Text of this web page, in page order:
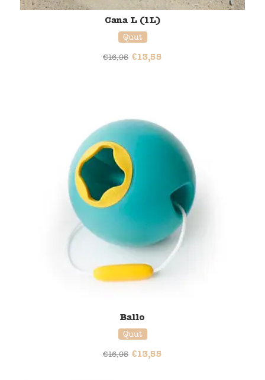
Cana L (1L)
Quut
€16,95 €13,55
Ballo
Quut
€16,95 €13,55